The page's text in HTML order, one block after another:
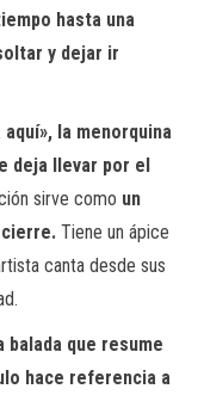
hasta una
y dejar ir
la menorquina
deja llevar por el
sirve como un
Tiene un ápice
canta desde sus
balada que resume
hace referencia a